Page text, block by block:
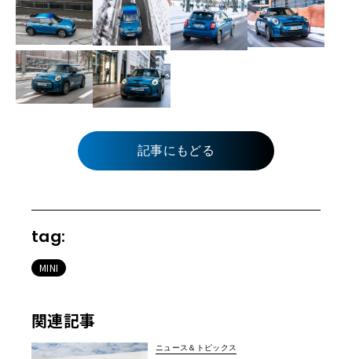
記事にもどる
tag:
MINI
関連記事
ニュース＆トピックス